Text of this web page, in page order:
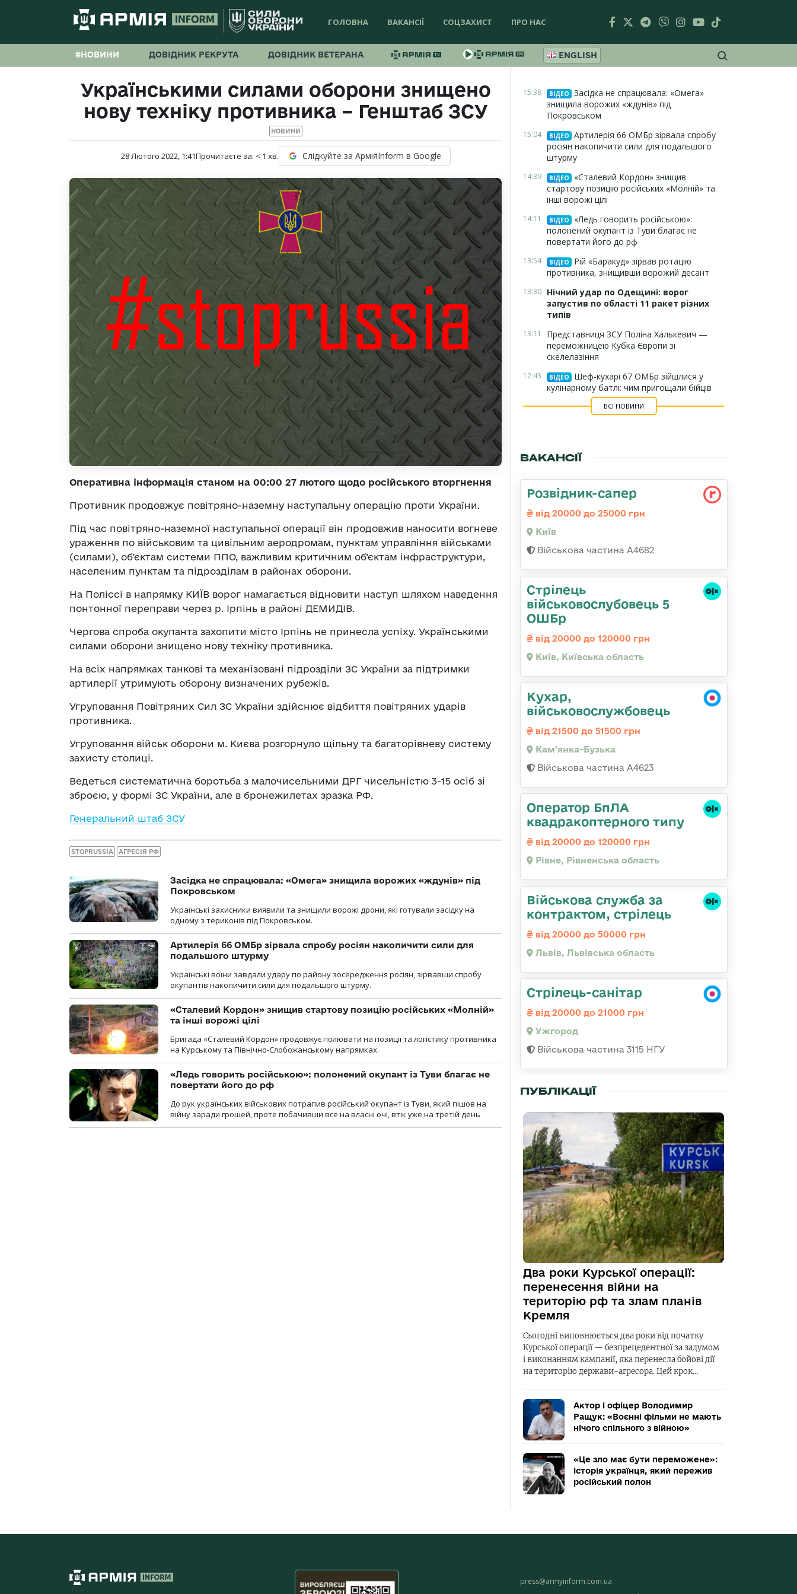
ГОЛОВНА ВАКАНСІЇ СОЦЗАХИСТ ПРО НАС
#НОВИНИ ДОВІДНИК РЕКРУТА ДОВІДНИК ВЕТЕРАНА ENGLISH
Українськими силами оборони знищено
нову техніку противника – Генштаб ЗСУ
НОВИНИ
28 Лютого 2022, 1:41Прочитаєте за: < 1 хв. Слідкуйте за АрміяInform в Google
Оперативна інформація станом на 00:00 27 лютого щодо російського вторгнення
Противник продовжує повітряно-наземну наступальну операцію проти України.
Під час повітряно-наземної наступальної операції він продовжив наносити вогневе
ураження по військовим та цивільним аеродромам, пунктам управління військами
(силами), об’єктам системи ППО, важливим критичним об’єктам інфраструктури,
населеним пунктам та підрозділам в районах оборони.
На Поліссі в напрямку КИЇВ ворог намагається відновити наступ шляхом наведення
понтонної переправи через р. Ірпінь в районі ДЕМИДІВ.
Чергова спроба окупанта захопити місто Ірпінь не принесла успіху. Українськими
силами оборони знищено нову техніку противника.
На всіх напрямках танкові та механізовані підрозділи ЗС України за підтримки
артилерії утримують оборону визначених рубежів.
Угруповання Повітряних Сил ЗС України здійснює відбиття повітряних ударів
противника.
Угруповання військ оборони м. Києва розгорнуло щільну та багаторівневу систему
захисту столиці.
Ведеться систематична боротьба з малочисельними ДРГ чисельністю 3-15 осіб зі
зброєю, у формі ЗС України, але в бронежилетах зразка РФ.
Генеральний штаб ЗСУ
STOPRUSSIA АГРЕСІЯ РФ
Засідка не спрацювала: «Омега» знищила ворожих «ждунів» під
Покровськом
Українські захисники виявили та знищили ворожі дрони, які готували засідку на
одному з териконів під Покровськом.
Артилерія 66 ОМБр зірвала спробу росіян накопичити сили для
подальшого штурму
Українські воїни завдали удару по району зосередження росіян, зірвавши спробу
окупантів накопичити сили для подальшого штурму.
«Сталевий Кордон» знищив стартову позицію російських «Молній»
та інші ворожі цілі
Бригада «Сталевий Кордон» продовжує полювати на позиції та логістику противника
на Курському та Північно-Слобожанському напрямках.
«Ледь говорить російською»: полонений окупант із Туви благає не
повертати його до рф
До рук українських військових потрапив російський окупант із Туви, який пішов на
війну заради грошей, проте побачивши все на власні очі, втік уже на третій день
15:38 ВІДЕО
Засідка не спрацювала: «Омега»
знищила ворожих «ждунів» під
Покровськом
15:04 ВІДЕО
Артилерія 66 ОМБр зірвала спробу
росіян накопичити сили для подальшого
штурму
14:39 ВІДЕО
«Сталевий Кордон» знищив
стартову позицію російських «Молній» та
інші ворожі цілі
14:11 ВІДЕО
«Ледь говорить російською»:
полонений окупант із Туви благає не
повертати його до рф
13:54 ВІДЕО
Рій «Баракуд» зірвав ротацію
противника, знищивши ворожий десант
13:30 Нічний удар по Одещині: ворог
запустив по області 11 ракет різних
типів
13:11
Представниця ЗСУ Поліна Халькевич —
переможницею Кубка Європи зі
скелелазіння
12:43 ВІДЕО
Шеф-кухарі 67 ОМБр зійшлися у
кулінарному батлі: чим пригощали бійців
ВСІ НОВИНИ
ВАКАНСІЇ
Розвідник-сапер
від 20000 до 25000 грн
Київ
Військова частина А4682
Стрілець
військовослубовець 5
ОШБр
від 20000 до 120000 грн
Київ, Київська область
Кухар,
військовослужбовець
від 21500 до 51500 грн
Кам'янка-Бузька
Військова частина А4623
Оператор БпЛА
квадракоптерного типу
від 20000 до 120000 грн
Рівне, Рівненська область
Військова служба за
контрактом, стрілець
від 20000 до 50000 грн
Львів, Львівська область
Стрілець-санітар
від 20000 до 21000 грн
Ужгород
Військова частина 3115 НГУ
ПУБЛІКАЦІЇ
Два роки Курської операції:
перенесення війни на
територію рф та злам планів
Кремля
Сьогодні виповнюється два роки від початку
Курської операції — безпрецедентної за задумом
і виконанням кампанії, яка перенесла бойові дії
на територію держави-агресора. Цей крок…
Актор і офіцер Володимир
Ращук: «Воєнні фільми не мають
нічого спільного з війною»
«Це зло має бути переможене»:
історія українця, який пережив
російський полон
press@armyinform.com.ua